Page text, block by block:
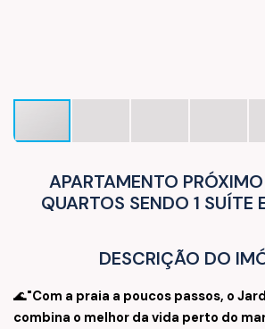
APARTAMENTO
QUARTOS SENDO 1 SUÍTE
DESCRIÇÃO DO
🌊"Com a praia a poucos passos, o
combina o melhor da vida perto do